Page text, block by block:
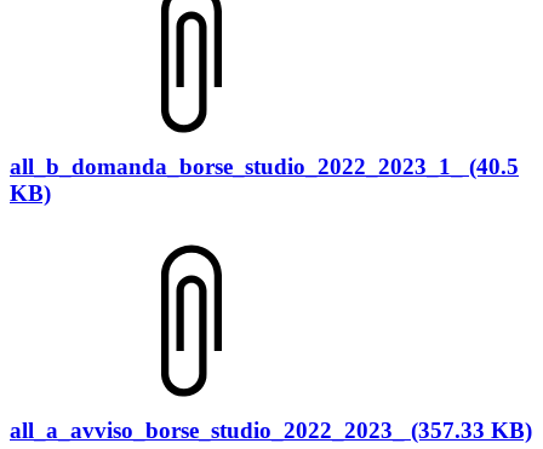
all_b_domanda_borse_studio_2022_2023_1_ (40.5
KB)
all_a_avviso_borse_studio_2022_2023_ (357.33 KB)